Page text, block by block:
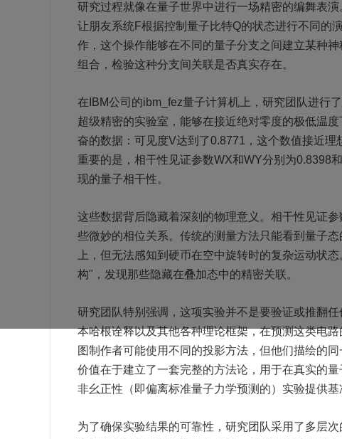
研究过程就像在量子世界中进行一场精密的编舞表
让朋友系统F根据控制量子比特Q的状态进行不同的
作，这个操作能够在不同的量子分支之间建立某种
组合，检验这种分支间关联是否真实存在。
在IBM公司的ibm_fez量子计算机上，研究团队进行
超级精密的实验室，能够在接近绝对零度的极低温
奋的数据：可见度V达到了0.8771，这个数值接近
重要的是，相干性见证参数WX和WY分别为0.8398
现的量子相干性。
这些数据背后隐藏着深刻的物理意义。相干性见证
些微妙的相位关系。传统的测量方法只能看到量子
上，但无法感知到硬币在空中旋转时的复杂运动状
构"，发现那些隐藏在叠加态中的精密关联。
研究团队特别强调，这项实验并不是要验证或推翻
本哈根诠释以及其他各种理论框架，在预测这类电
图制作者可能使用不同的投影方法，但他们描绘的
价值在于建立了一套完整的方法论，用于在真实的
非幺正性（即偏离标准量子力学预测的）实验提供基
为了确保实验结果的可靠性，研究团队采用了多层